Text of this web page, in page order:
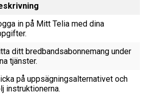
in på Mitt Telia med dina
ditt bredbandsabonnemang under
tjänster.
på uppsägningsalternativet och
instruktionerna.